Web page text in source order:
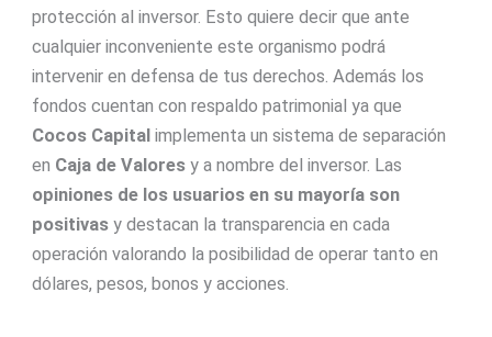
protección al inversor. Esto quiere decir que ante
cualquier inconveniente este organismo podrá
intervenir en defensa de tus derechos. Además los
fondos cuentan con respaldo patrimonial ya que
Cocos Capital implementa un sistema de separación
en Caja de Valoresy a nombre del inversor. Las
opiniones de los usuarios en su mayoría son
positivasy destacan la transparencia en cada
operación valorando la posibilidad de operar tanto en
dólares, pesos, bonos y acciones.